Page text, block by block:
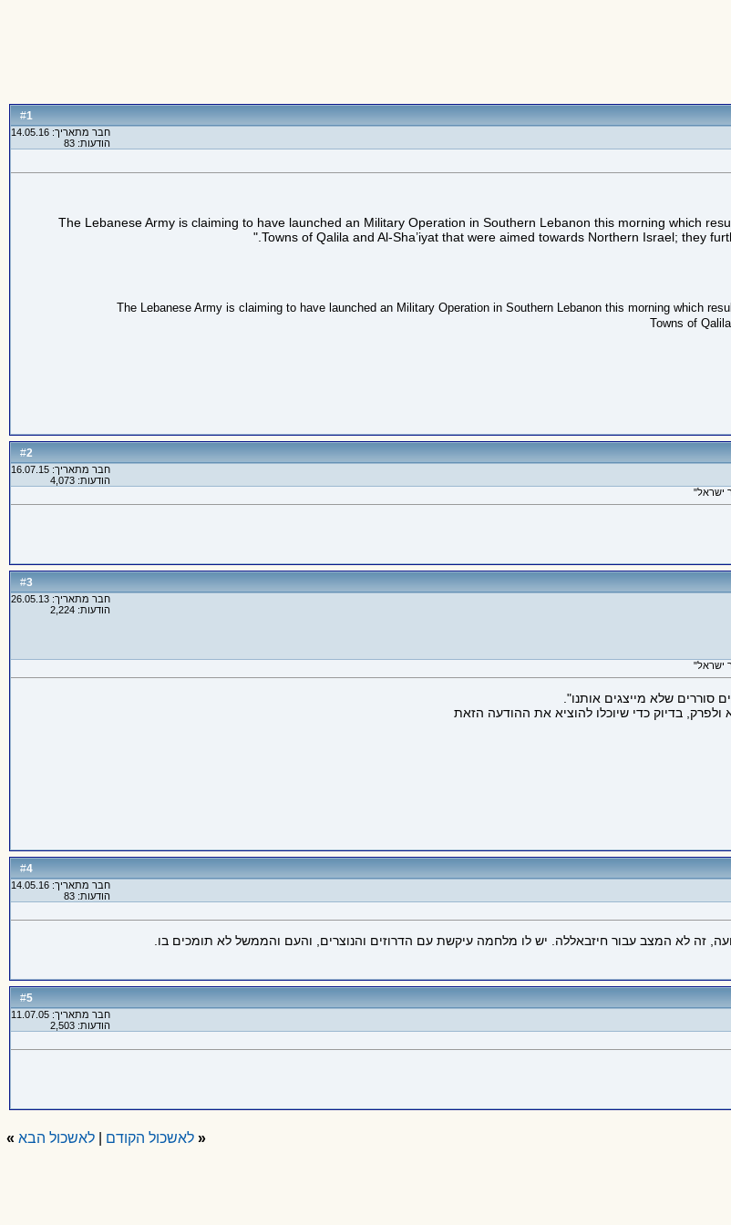
#
1
חבר מתאריך: 14.05.16
הודעות: 83
The Lebanese Army is claiming to have launched an Military Operation in Southern Lebanon this morning which
Towns of Qalila and Al-Sha’iyat that were aimed towards Northern Israel; they
The Lebanese Army is claiming to have launched an Military Operation in Southern Lebanon this morning which
#
2
חבר מתאריך: 16.07.15
הודעות: 4,073
#
3
חבר מתאריך: 26.05.13
הודעות: 2,224
סוררים שלא מייצגים אותנו".
בדיוק כדי שיוכלו להוציא את ההודעה הזאת
#
4
חבר מתאריך: 14.05.16
הודעות: 83
זה לא המצב עבור חיזבאללה. יש לו מלחמה עיקשת עם הדרוזים והנוצרים, והעם והממשל לא תומכים בו.
#
5
חבר מתאריך: 11.07.05
הודעות: 2,503
« לאשכול הקודם |לאשכול הבא »